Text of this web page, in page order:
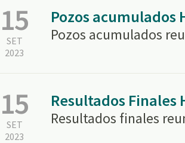
15
SET
2023
Pozos acumulados
Pozos acumulados
15
SET
2023
Resultados Finales
Resultados finales